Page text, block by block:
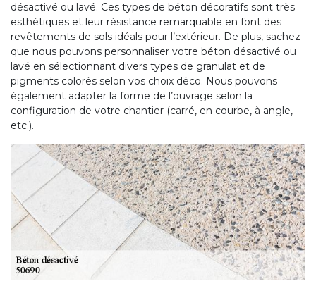
désactivé ou lavé. Ces types de béton décoratifs sont très
esthétiques et leur résistance remarquable en font des
revêtements de sols idéals pour l’extérieur. De plus, sachez
que nous pouvons personnaliser votre béton désactivé ou
lavé en sélectionnant divers types de granulat et de
pigments colorés selon vos choix déco. Nous pouvons
également adapter la forme de l’ouvrage selon la
configuration de votre chantier (carré, en courbe, à angle,
etc.).